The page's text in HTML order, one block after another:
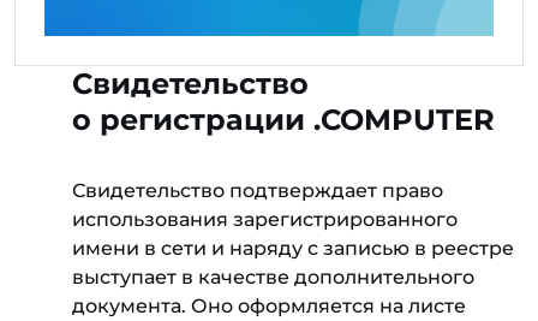
Свидетельство
о регистрации .COMPUTER
Свидетельство подтверждает право
использования зарегистрированного
имени в сети и наряду с записью в реестре
выступает в качестве дополнительного
документа. Оно оформляется на листе